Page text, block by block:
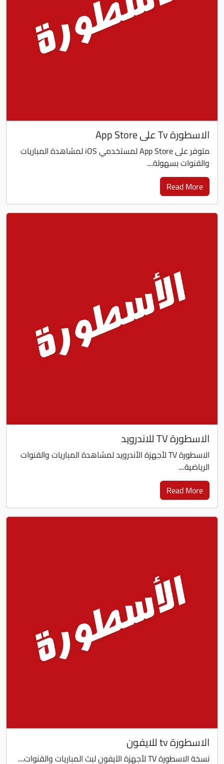
الاسطورة Tv على App Store
متوفر على App Store لمستخدمي iOS لمشاهدة المباريات
والقنوات بسهولة....
Read More
الاسطورة TV للاندرويد
الاسطورة TV لأجهزة الأندرويد لمشاهدة المباريات والقنوات
الرياضية....
Read More
الاسطورة tv للايفون
نسخة الاسطورة TV لأجهزة الآيفون لبث المباريات والقنوات....